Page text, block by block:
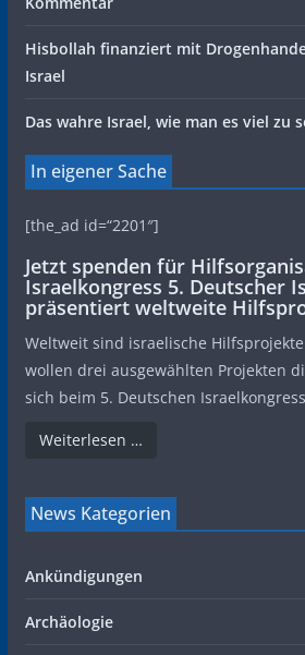
Hisbollah finanziert mit
Israel
Das wahre Israel, wie man es viel zu
In eigener Sache
[the_ad id=“2201″]
Jetzt spenden für
Israelkongress 5. Deutscher
präsentiert weltweite
Weltweit sind israelische
wollen drei ausgewählten Projekten
sich beim 5. Deutschen
Weiterlesen …
News Kategorien
Ankündigungen
Archäologie